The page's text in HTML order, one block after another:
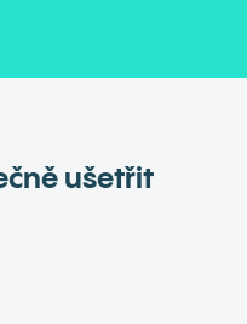
ušetřit